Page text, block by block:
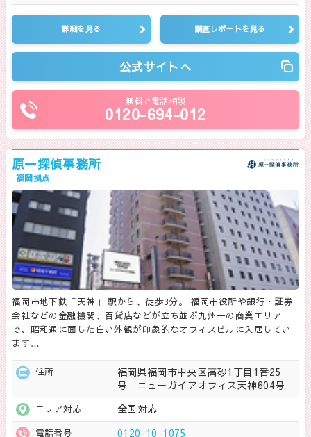
詳細を見る 調査レポートを見る
公式サイトへ
無料で電話相談
0120-694-012
原一探偵事務所
福岡拠点
福岡市地下鉄「天神」 駅から、徒歩3分。 福岡市役所や銀行・証券
会社などの金融機関、百貨店などが立ち並ぶ九州一の商業エリア
で、昭和通に面した白い外観が印象的なオフィスビルに入居してい
ます…
住所
福岡県福岡市中央区高砂1丁目1番25
号 ニューガイアオフィス天神604号
エリア対応 全国対応
電話番号 0120-10-1075